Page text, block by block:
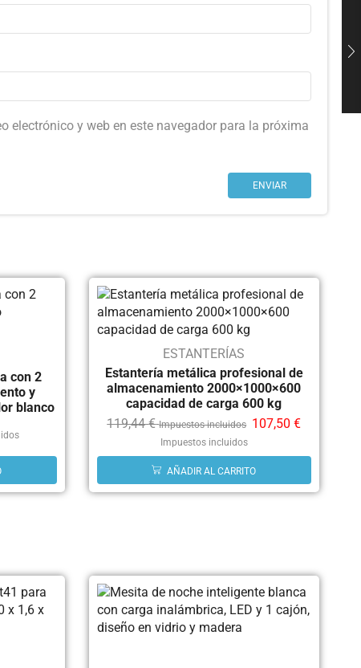
electrónico y web en este navegador para la próxima
con 2
y
blanco
ESTANTERÍAS
Estantería metálica profesional de
almacenamiento 2000×1000×600
capacidad de carga 600 kg
119,44€ Impuestos incluidos 107,50€
Impuestos incluidos
AÑADIR AL CARRITO